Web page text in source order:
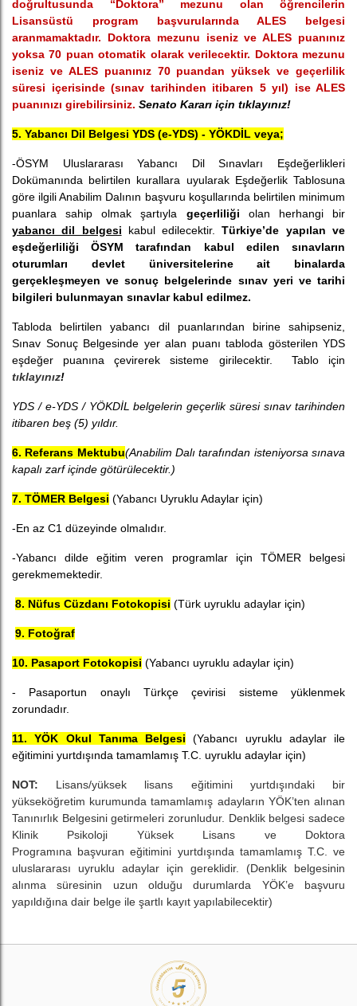
doğrultusunda “Doktora” mezunu olan öğrencilerin
Lisansüstü program başvurularında ALES belgesi
aranmamaktadır. Doktora mezunu iseniz ve ALES puanınız
yoksa 70 puan otomatik olarak verilecektir. Doktora mezunu
iseniz ve ALES puanınız 70 puandan yüksek ve geçerlilik
süresi içerisinde (sınav tarihinden itibaren 5 yıl) ise ALES
puanınızı girebilirsiniz. Senato Kararı için tıklayınız!
5. Yabancı Dil Belgesi YDS (e-YDS) - YÖKDİL veya;
-ÖSYM Uluslararası Yabancı Dil Sınavları Eşdeğerlikleri
Dokümanında belirtilen kurallara uyularak Eşdeğerlik Tablosuna
göre ilgili Anabilim Dalının başvuru koşullarında belirtilen minimum
puanlara sahip olmak şartıyla geçerliliği olan herhangi bir
yabancı dil belgesi kabul edilecektir.Türkiye’de yapılan ve
eşdeğerliliği ÖSYM tarafından kabul edilen sınavların
oturumları devlet üniversitelerine ait binalarda
gerçekleşmeyen ve sonuç belgelerinde sınav yeri ve tarihi
bilgileri bulunmayan sınavlar kabul edilmez.
Tabloda belirtilen yabancı dil puanlarından birine sahipseniz,
Sınav Sonuç Belgesinde yer alan puanı tabloda gösterilen YDS
eşdeğer puanına çevirerek sisteme girilecektir. Tablo için
tıklayınız!
YDS / e-YDS / YÖKDİL belgelerin geçerlik süresi sınav tarihinden
itibaren beş (5) yıldır.
6. Referans Mektubu(Anabilim Dalı tarafından isteniyorsa sınava
kapalı zarf içinde götürülecektir.)
7. TÖMER Belgesi (Yabancı Uyruklu Adaylar için)
-En az C1 düzeyinde olmalıdır.
-Yabancı dilde eğitim veren programlar için TÖMER belgesi
gerekmemektedir.
8. Nüfus Cüzdanı Fotokopisi (Türk uyruklu adaylar için)
9. Fotoğraf
10. Pasaport Fotokopisi (Yabancı uyruklu adaylar için)
- Pasaportun onaylı Türkçe çevirisi sisteme yüklenmek
zorundadır.
11. YÖK Okul Tanıma Belgesi
(Yabancı uyruklu adaylar ile
eğitimini yurtdışında tamamlamış T.C. uyruklu adaylar için)
NOT:
Lisans/yüksek lisans eğitimini yurtdışındaki bir
yükseköğretim kurumunda tamamlamış adayların YÖK’ten alınan
Tanınırlık Belgesini getirmeleri zorunludur. Denklik belgesi sadece
Klinik Psikoloji Yüksek Lisans ve Doktora
Programına başvuran eğitimini yurtdışında tamamlamış T.C. ve
uluslararası uyruklu adaylar için gereklidir. (Denklik belgesinin
alınma süresinin uzun olduğu durumlarda YÖK’e başvuru
yapıldığına dair belge ile şartlı kayıt yapılabilecektir)